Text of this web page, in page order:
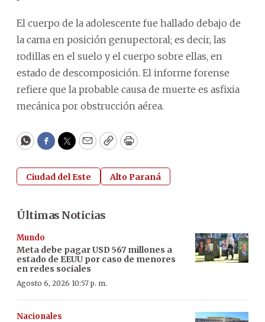
El cuerpo de la adolescente fue hallado debajo de
la cama en posición genupectoral; es decir, las
rodillas en el suelo y el cuerpo sobre ellas, en
estado de descomposición. El informe forense
refiere que la probable causa de muerte es asfixia
mecánica por obstrucción aérea.
WhatsApp
Facebook
Twitter
EmailCopyPrint
Ciudad del Este Alto Paraná
Últimas Noticias
Mundo
Meta debe pagar USD 567 millones a
estado de EEUU por caso de menores
en redes sociales
Agosto 6, 2026 10:57 p. m.
Nacionales